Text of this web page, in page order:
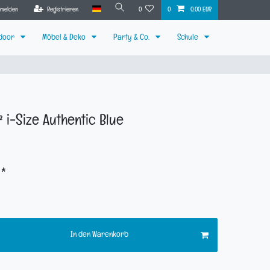
Registrieren 0 0 0,00 EUR
Möbel & Deko Party & Co. Schule
i-Size Authentic Blue
*
In den Warenkorb